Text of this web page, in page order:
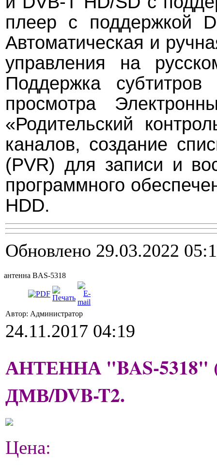
плеер с поддержкой
Автоматическая и
управления на
Поддержка
просмотра
«Родительский
каналов, создание
(PVR) для записи и
программного
HDD.
Обновлено 29.03.2022
антенна BAS-5318
Автор: Администратор
24.11.2017 04:19
АНТЕННА "BAS-5318"
ДМВ/DVB-T2.
Цена: